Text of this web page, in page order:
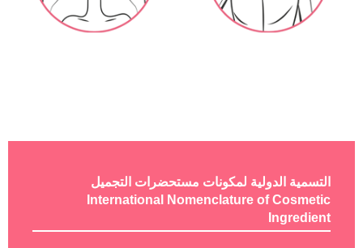
التسمية الدولية لمكونات مستحضرات التجميل
International Nomenclature of Cosmetic
Ingredient